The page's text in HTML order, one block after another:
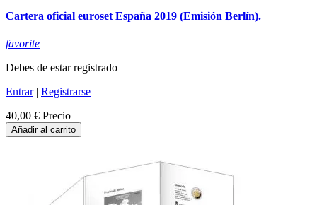
Cartera oficial euroset España 2019 (Emisión Berlín).
favorite
Debes de estar registrado
Entrar| Registrarse
40,00 € Precio
Añadir al carrito